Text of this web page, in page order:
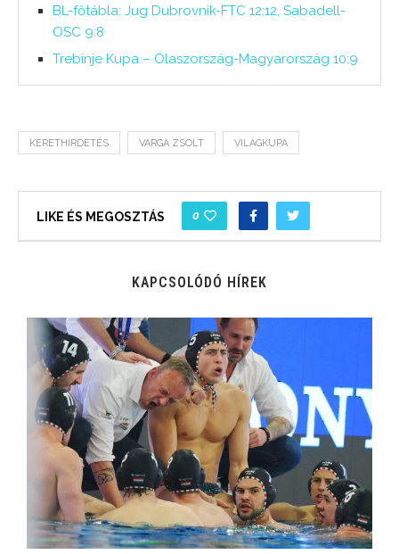
BL-főtábla: Jug Dubrovnik-FTC 12:12, Sabadell-
OSC 9:8
Trebinje Kupa – Olaszország-Magyarország 10:9
KERETHIRDETÉS VARGA ZSOLT VILÁGKUPA
LIKE ÉS MEGOSZTÁS 0
KAPCSOLÓDÓ HÍREK